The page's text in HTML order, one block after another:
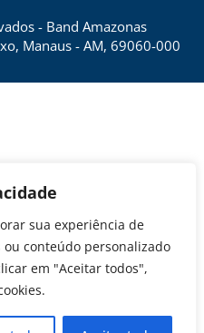
sua experiência de
ou conteúdo personalizado
em "Aceitar todos",
- Band Amazonas
Manaus - AM, 69060-000